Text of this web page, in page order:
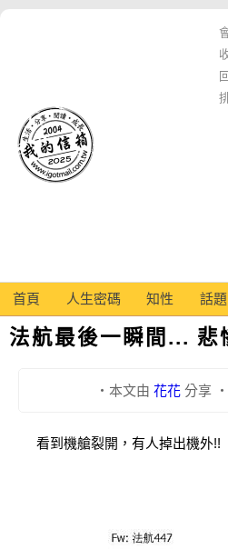
首頁 人生密碼 知性 話題
法航最後一瞬間... 悲
‧本文由 花花 分享
看到機艙裂開，有人掉出機外!!